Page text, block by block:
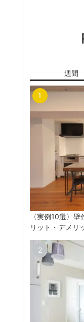
週間
〈実例10選〉
リット・デメリ